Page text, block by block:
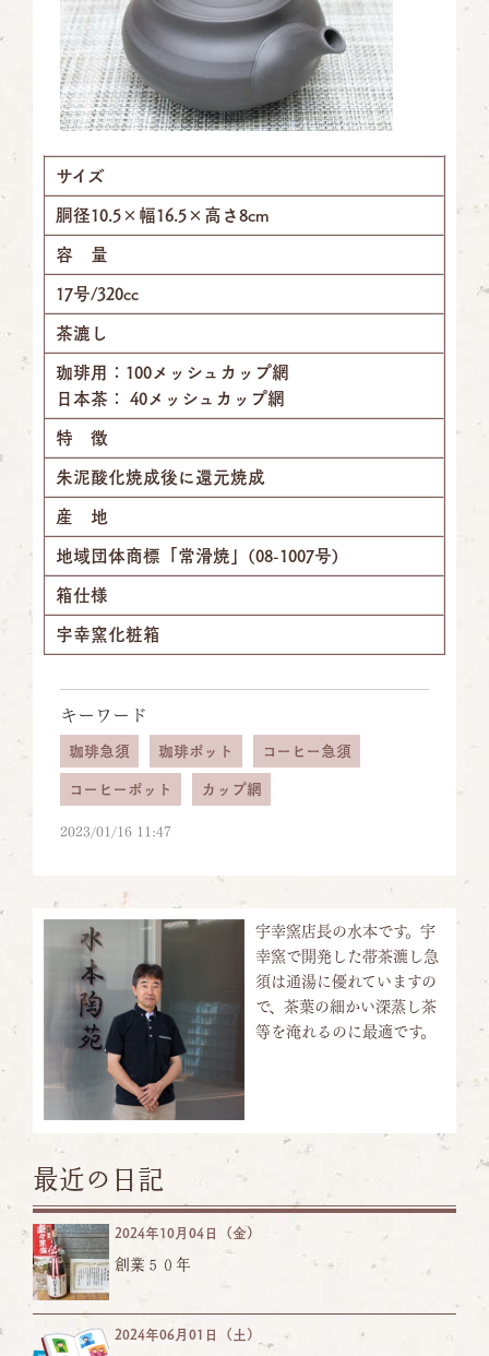
サイズ
胴径10.5×幅16.5×高さ8cm
容 量
17号/320cc
茶漉し
珈琲用：100メッシュカップ網
日本茶： 40メッシュカップ網
特 徴
朱泥酸化焼成後に還元焼成
産 地
地域団体商標「常滑焼」(08-1007号)
箱仕様
宇幸窯化粧箱
キーワード
珈琲急須 珈琲ポット コーヒー急須
コーヒーポット カップ網
2023/01/16 11:47
宇幸窯店長の水本です。宇
幸窯で開発した帯茶漉し急
須は通湯に優れていますの
で、茶葉の細かい深蒸し茶
等を淹れるのに最適です。
最近の日記
2024年10月04日（金）
創業５０年
2024年06月01日（土）